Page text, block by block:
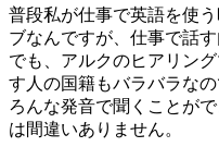
普段私が仕事で英語を使
ブなんですが、仕事で話
でも、アルクのヒアリン
す人の国籍もバラバラな
ろんな発音で聞くことが
は間違いありません。